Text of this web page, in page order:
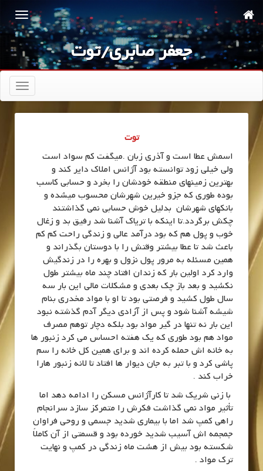
جعفر صابری/توت
ناوبری
توت
اسمش عطا است و آذری زبان .میگفت کم سواد است
ولی خیلی زود توانسته بود آژانس املاک دایر کند و
بهترین زمینهای منطقه خودشان را بخرد و حسابی کاسب
بوده طوری که جزو خیرین شهرشان محسوب میشده و
بانکهای شهرشان بدلیل خوش حسابی نمی گذاشتند
چکش برگردد.تا اینکه با تریاک آشنا شد رفیق بد و زغال
خوب و پول هم که بود درآمد عالی و زندگی راحت کم کم
باعث شد تا عطا بیشتر وقتش را با دوستان بگذراند و
همین مسئله به مرور پول نزول و بهره را در زندگیش
وارد کرد اولین بار که زندان افتاد چند ماه بیشتر طول
نکشید و بعد باز چک بعدی و مشکلات مالی این بار سه
سال طول کشید و فرصتی بود تا او با مواد مخدری بنام
شیشه آشنا شود و پس از آزادی دیگر آدم گذشته نبود
این بار نه تنها در گیر مواد بود بلکه دچار توهم مصرف
مواد هم بود طوری که یک هفته احساس می کرد زنبور ها
به خانه اش حمله کرده اند و برای همین کل خانه را سم
پاشی کرد و با تبر به جان دیوار ها افتاد تا لانه زنبور هارا
خراب کند .
با زنی شریک شد تا کارآژانس مسکن را ادامه دهد اما
تأثیر مواد نمی گذاشت فکرش را متمرکز سازد سرانجام
راهی کمپ شد اما با بیماری شدید جسمی و روحی فراوان
جمجمه اش آسیب شدید خورده بود و قسمتی از آن کاملاً
شکسته بود بیش از هشت ماه زندگی در کمپ و نهایت
ترک مواد .